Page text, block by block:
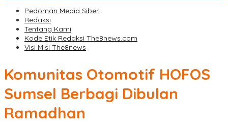
Pedoman Media Siber
Redaksi
Tentang Kami
Kode Etik Redaksi The8news.com
Visi Misi The8news
Komunitas Otomotif HOFOS
Sumsel Berbagi Dibulan
Ramadhan